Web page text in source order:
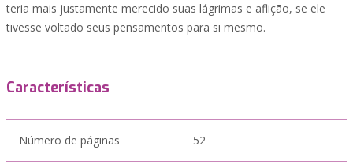
teria mais justamente merecido suas lágrimas e aflição, se ele
tivesse voltado seus pensamentos para si mesmo.
Características
Número de páginas 52